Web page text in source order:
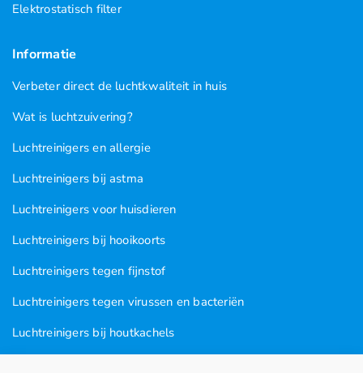
Elektrostatisch filter
Informatie
Verbeter direct de luchtkwaliteit in huis
Wat is luchtzuivering?
Luchtreinigers en allergie
Luchtreinigers bij astma
Luchtreinigers voor huisdieren
Luchtreinigers bij hooikoorts
Luchtreinigers tegen fijnstof
Luchtreinigers tegen virussen en bacteriën
Luchtreinigers bij houtkachels